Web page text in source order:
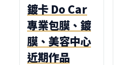
鍍卡 Do Car
專業包膜、鍍
膜、美容中心
近期作品